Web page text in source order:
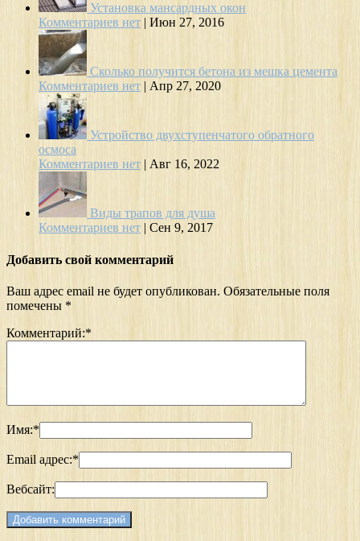
Установка мансардных окон
Комментариев нет | Июн 27, 2016
Сколько получится бетона из мешка цемента
Комментариев нет | Апр 27, 2020
Устройство двухступенчатого обратного
осмоса
Комментариев нет | Авг 16, 2022
Виды трапов для душа
Комментариев нет | Сен 9, 2017
Добавить свой комментарий
Ваш адрес email не будет опубликован. Обязательные поля
помечены *
Комментарий:*
Имя:*
Email адрес:*
Вебсайт: